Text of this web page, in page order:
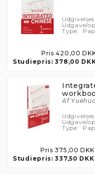
Udgave/
Type:
Pris 420,00
Studiepris: 378,00
Af
Udgave/
Type:
Pris 375,00 DKK
Studiepris: 337,50 DKK